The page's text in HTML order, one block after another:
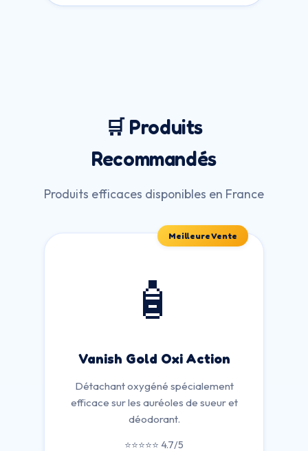
🛒 Produits
Recommandés
Produits efficaces disponibles en France
Meilleure Vente
🧴
Vanish Gold Oxi Action
Détachant oxygéné spécialement
efficace sur les auréoles de sueur et
déodorant.
⭐⭐⭐⭐⭐ 4.7/5